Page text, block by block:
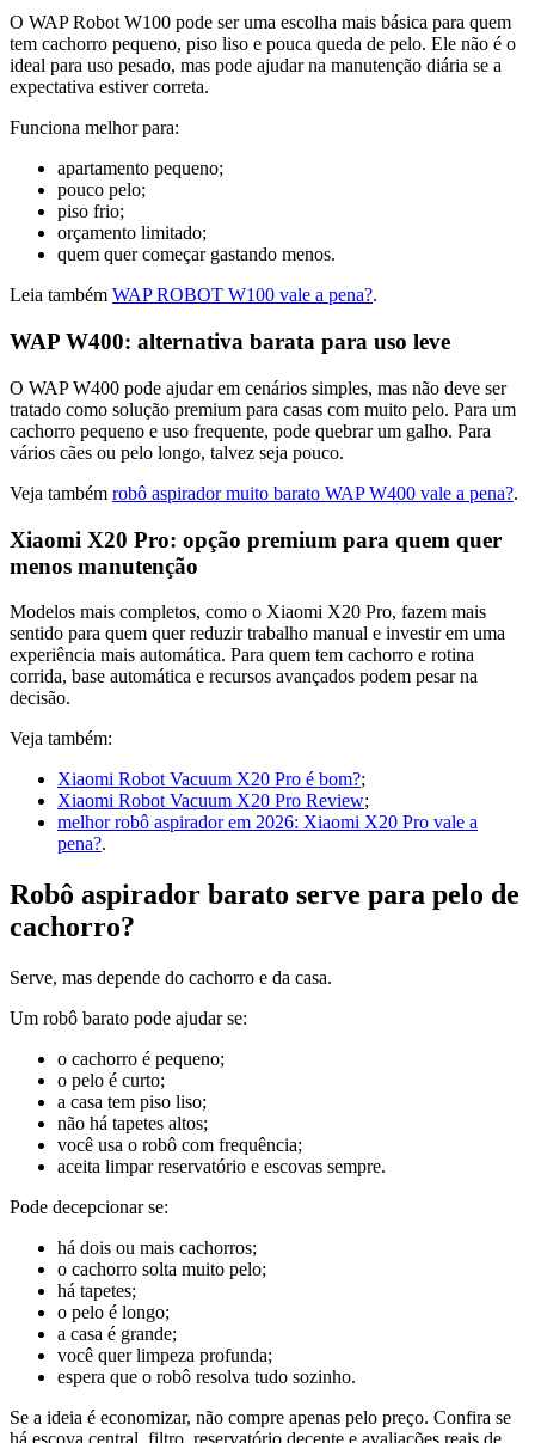
O WAP Robot W100 pode ser uma escolha mais básica para quem
tem cachorro pequeno, piso liso e pouca queda de pelo. Ele não é o
ideal para uso pesado, mas pode ajudar na manutenção diária se a
expectativa estiver correta.
Funciona melhor para:
apartamento pequeno;
pouco pelo;
piso frio;
orçamento limitado;
quem quer começar gastando menos.
Leia também WAP ROBOT W100 vale a pena?.
WAP W400: alternativa barata para uso leve
O WAP W400 pode ajudar em cenários simples, mas não deve ser
tratado como solução premium para casas com muito pelo. Para um
cachorro pequeno e uso frequente, pode quebrar um galho. Para
vários cães ou pelo longo, talvez seja pouco.
Veja também robô aspirador muito barato WAP W400 vale a pena?.
Xiaomi X20 Pro: opção premium para quem quer
menos manutenção
Modelos mais completos, como o Xiaomi X20 Pro, fazem mais
sentido para quem quer reduzir trabalho manual e investir em uma
experiência mais automática. Para quem tem cachorro e rotina
corrida, base automática e recursos avançados podem pesar na
decisão.
Veja também:
Xiaomi Robot Vacuum X20 Pro é bom?;
Xiaomi Robot Vacuum X20 Pro Review;
melhor robô aspirador em 2026: Xiaomi X20 Pro vale a
pena?.
Robô aspirador barato serve para pelo de
cachorro?
Serve, mas depende do cachorro e da casa.
Um robô barato pode ajudar se:
o cachorro é pequeno;
o pelo é curto;
a casa tem piso liso;
não há tapetes altos;
você usa o robô com frequência;
aceita limpar reservatório e escovas sempre.
Pode decepcionar se:
há dois ou mais cachorros;
o cachorro solta muito pelo;
há tapetes;
o pelo é longo;
a casa é grande;
você quer limpeza profunda;
espera que o robô resolva tudo sozinho.
Se a ideia é economizar, não compre apenas pelo preço. Confira se